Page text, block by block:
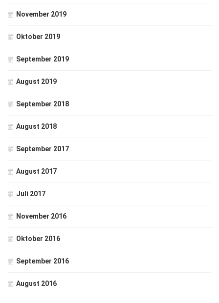
November 2019
Oktober 2019
September 2019
August 2019
September 2018
August 2018
September 2017
August 2017
Juli 2017
November 2016
Oktober 2016
September 2016
August 2016